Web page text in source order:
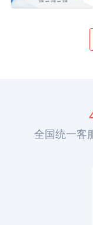
全国统一客